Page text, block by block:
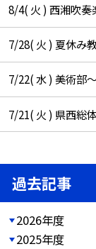
8/4( 火 ) 西湘吹奏
7/28( 火 ) 夏休み
7/22( 水 ) 美術部
7/21( 火 ) 県西総
過去記事
2026年度
2025年度